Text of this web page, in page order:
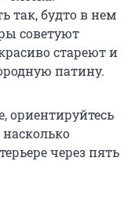
так, будто в нем
советуют
стареют и
патину.
ориентируйтесь
через пять